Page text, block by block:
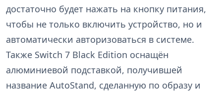
достаточно будет нажать на кнопку питания,
чтобы не только включить устройство, но и
автоматически авторизоваться в системе.
Также Switch 7 Black Edition оснащён
алюминиевой подставкой, получившей
название AutoStand, сделанную по образу и